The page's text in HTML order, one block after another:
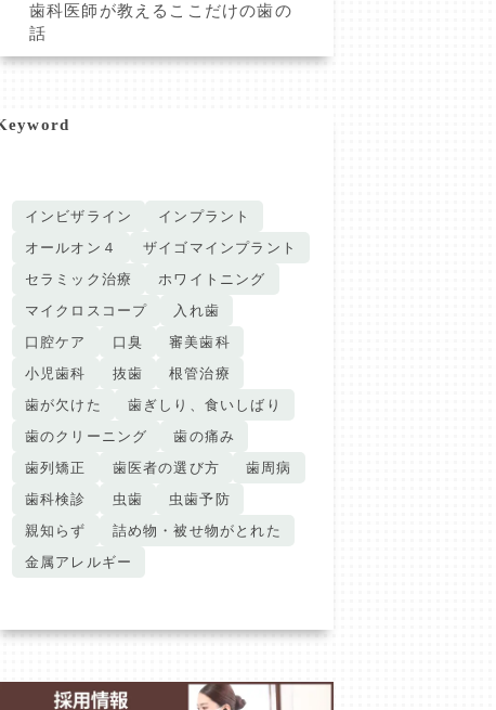
歯科医師が教えるここだけの歯の
話
インビザライン
インプラント
オールオン４
ザイゴマインプラント
セラミック治療
ホワイトニング
マイクロスコープ
入れ歯
口腔ケア
口臭
審美歯科
小児歯科
抜歯
根管治療
歯が欠けた
歯ぎしり、食いしばり
歯のクリーニング
歯の痛み
歯列矯正
歯医者の選び方
歯周病
歯科検診
虫歯
虫歯予防
親知らず
詰め物・被せ物がとれた
金属アレルギー